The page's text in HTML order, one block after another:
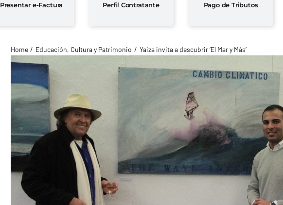
Presentar e-Factura Perfil Contratante Pago de Tributos
Home Educación, Cultura y Patrimonio Yaiza invita a descubrir ‘El Mar y Más’